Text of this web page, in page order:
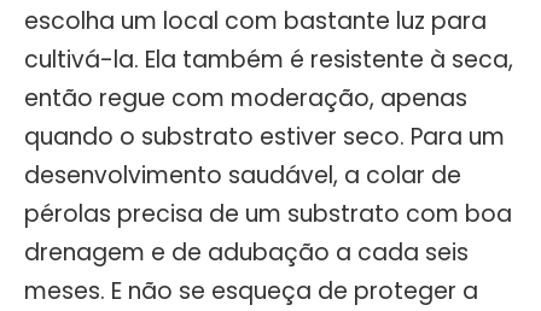
escolha um local com bastante luz para
cultivá-la. Ela também é resistente à seca,
então regue com moderação, apenas
quando o substrato estiver seco. Para um
desenvolvimento saudável, a colar de
pérolas precisa de um substrato com boa
drenagem e de adubação a cada seis
meses. E não se esqueça de proteger a